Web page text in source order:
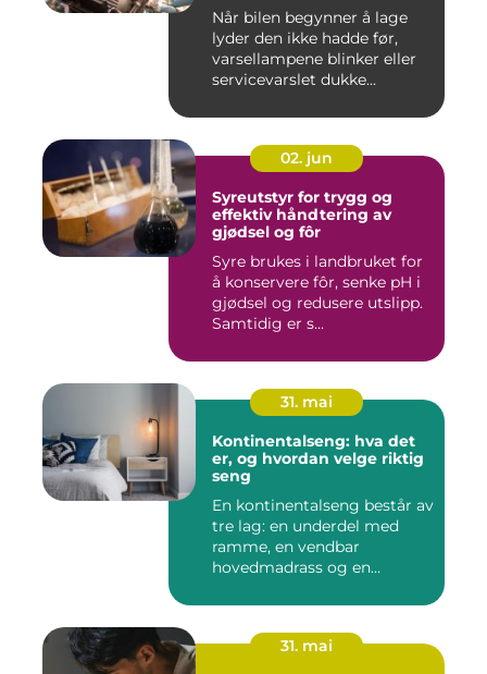
Når bilen begynner å lage
lyder den ikke hadde før,
varsellampene blinker eller
servicevarslet dukke...
02. jun
Syreutstyr for trygg og
effektiv håndtering av
gjødsel og fôr
Syre brukes i landbruket for
å konservere fôr, senke pH i
gjødsel og redusere utslipp.
Samtidig er s...
31. mai
Kontinentalseng: hva det
er, og hvordan velge riktig
seng
En kontinentalseng består av
tre lag: en underdel med
ramme, en vendbar
hovedmadrass og en
31. mai